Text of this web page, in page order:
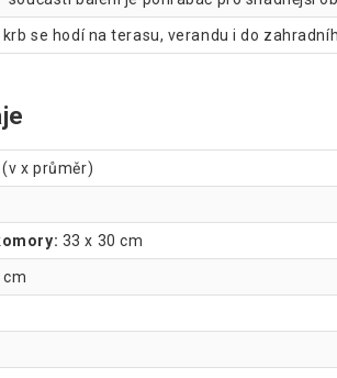
krb se hodí na terasu, verandu i do
x průměr)
33 x 30 cm
cm